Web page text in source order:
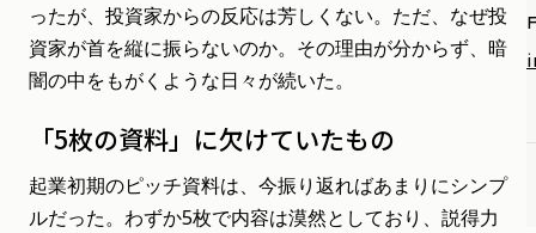
ったが、投資家からの反応は芳しくない。ただ、なぜ投
資家が首を縦に振らないのか。その理由が分からず、暗
闇の中をもがくような日々が続いた。
「5枚の資料」に欠けていたもの
起業初期のピッチ資料は、今振り返ればあまりにシンプ
ルだった。わずか5枚で内容は漠然としており、説得力